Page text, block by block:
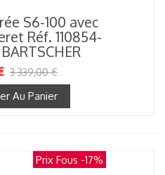
S6-100 avec
Réf. 110854-
3 339,00 €
Au Panier
Prix Fous -17%